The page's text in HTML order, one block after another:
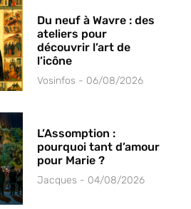
Du neuf à Wavre : des
ateliers pour
découvrir l’art de
l’icône
Vosinfos 06/08/2026
L’Assomption :
pourquoi tant d’amour
pour Marie ?
Jacques 04/08/2026